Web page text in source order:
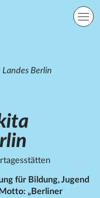
Berlin
für Bildung, Jugend
„Berliner